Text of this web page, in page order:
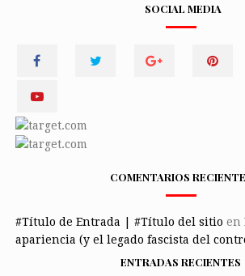
SOCIAL MEDIA
COMENTARIOS
#Título de Entrada | #Título del sitio en
apariencia (y el legado fascista del
ENTRADAS RECIENTES